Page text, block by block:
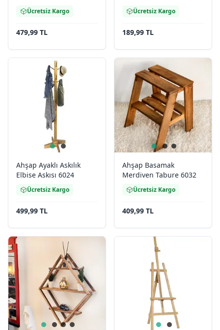
Ücretsiz Kargo
479,99 TL
Ücretsiz Kargo
189,99 TL
Ahşap Ayaklı Askılık
Elbise Askısı 6024
Ücretsiz Kargo
499,99 TL
Ahşap Basamak
Merdiven Tabure 6032
Ücretsiz Kargo
409,99 TL